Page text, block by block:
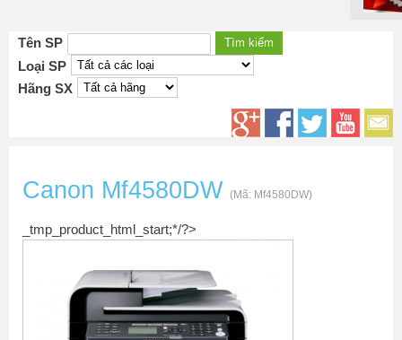
Tên SP
Loại SP
Hãng SX
Canon Mf4580DW (Mã: Mf4580DW)
_tmp_product_html_start;*/?>